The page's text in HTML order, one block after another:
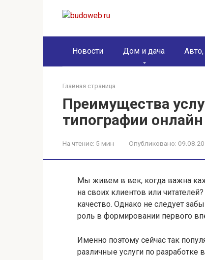
Новости Дом и дача
Главная страница
Преимущества
типографии онлайн
На чтение: 5 мин Опубликовано:
Мы живем в век, когда важна
на своих клиентов или
качество. Однако не следует
роль в формировании первого
Именно поэтому сейчас так
различные услуги по